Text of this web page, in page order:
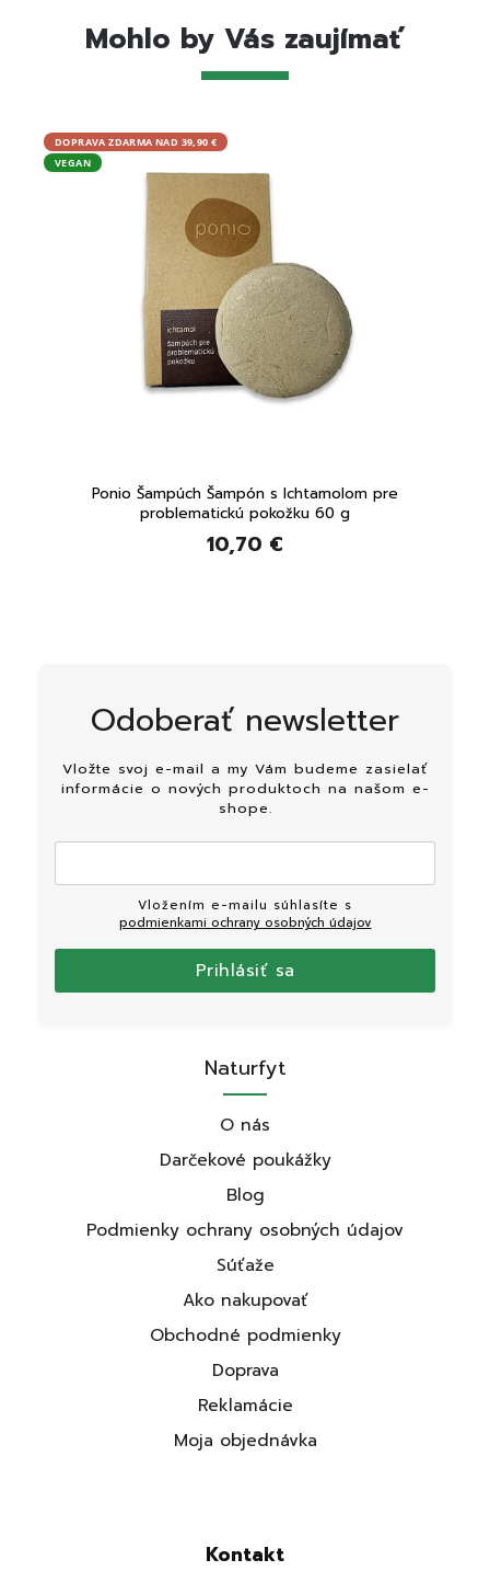
Mohlo by Vás zaujímať
DOPRAVA ZDARMA NAD 39,90 €
VEGAN
Ponio Šampúch Šampón s Ichtamolom pre
problematickú pokožku 60 g
10,70 €
Odoberať newsletter
Vložte svoj e-mail a my Vám budeme zasielať
informácie o nových produktoch na našom e-
shope.
podmienkami ochrany osobných údajov
Prihlásiť sa
Naturfyt
O nás
Darčekové poukážky
Blog
Podmienky ochrany osobných údajov
Súťaže
Ako nakupovať
Obchodné podmienky
Doprava
Reklamácie
Moja objednávka
Kontakt